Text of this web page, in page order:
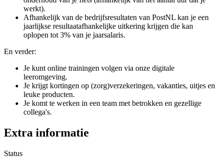
werkt).
Afhankelijk van de bedrijfsresultaten van PostNL kan je een
jaarlijkse resultaatafhankelijke uitkering krijgen die kan
oplopen tot 3% van je jaarsalaris.
En verder:
Je kunt online trainingen volgen via onze digitale
leeromgeving.
Je krijgt kortingen op (zorg)verzekeringen, vakanties, uitjes en
leuke producten.
Je komt te werken in een team met betrokken en gezellige
collega's.
Extra informatie
Status